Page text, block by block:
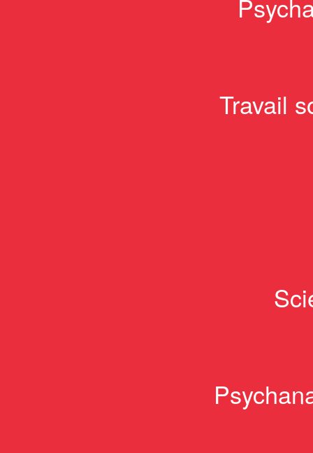
Travail